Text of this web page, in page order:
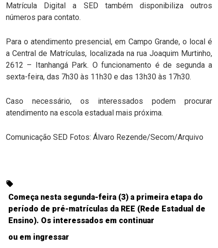
Matrícula Digital a SED também disponibiliza outros
números para contato.
Para o atendimento presencial, em Campo Grande, o local é
a Central de Matrículas, localizada na rua Joaquim Murtinho,
2612 – Itanhangá Park. O funcionamento é de segunda a
sexta-feira, das 7h30 às 11h30 e das 13h30 às 17h30.
Caso necessário, os interessados podem procurar
atendimento na escola estadual mais próxima.
Comunicação SED Fotos: Álvaro Rezende/Secom/Arquivo
Começa nesta segunda-feira (3) a primeira etapa do
período de pré-matrículas da REE (Rede Estadual de
Ensino). Os interessados em continuar
ou em ingressar